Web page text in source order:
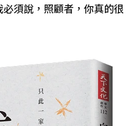
須說，照顧者，你真的很